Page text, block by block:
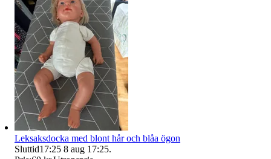
Leksaksdocka med blont hår och blåa ögon
Sluttid17:25 8 aug 17:25.